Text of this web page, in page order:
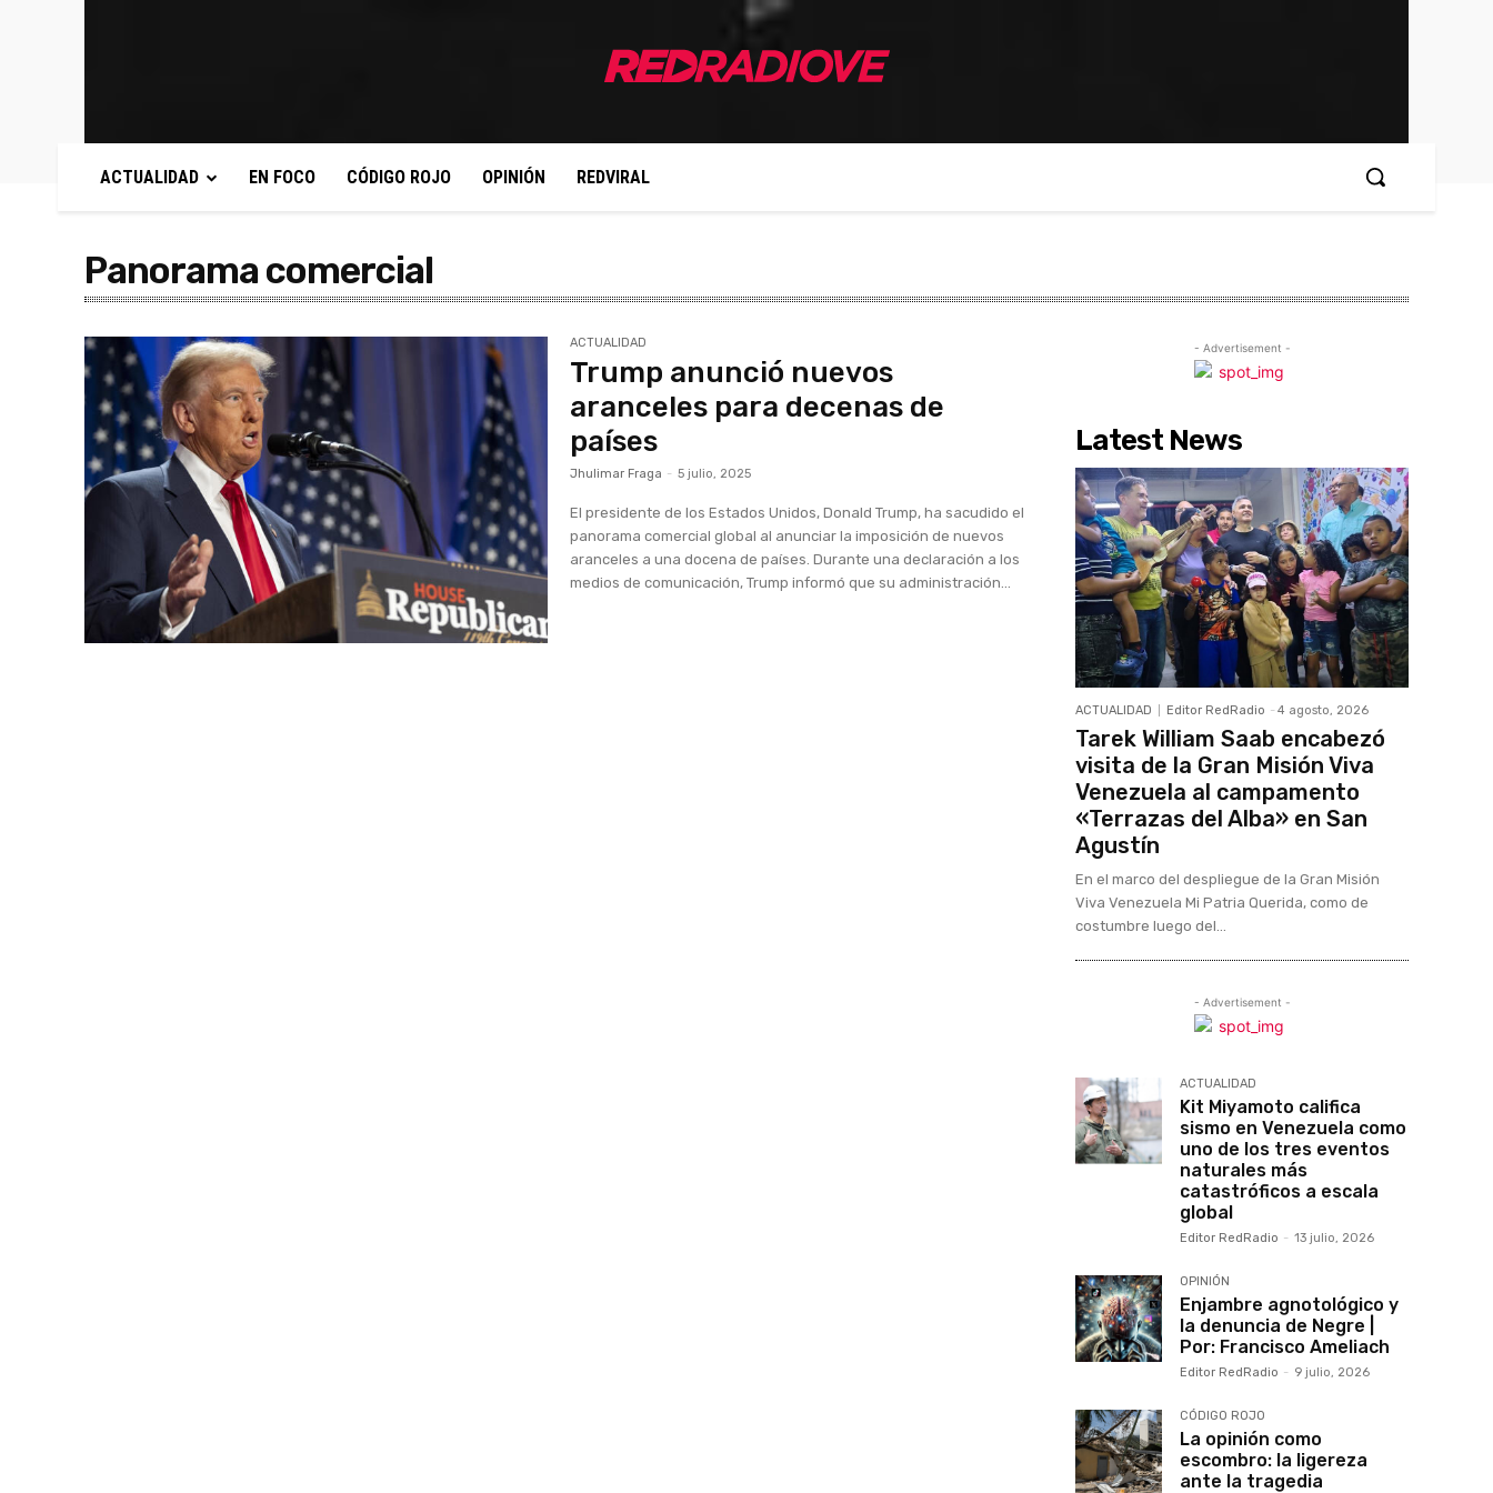
ACTUALIDAD EN FOCO CÓDIGO ROJO OPINIÓN REDVIRAL
Panorama comercial
ACTUALIDAD
Trump anunció nuevos
aranceles para decenas de
países
Jhulimar Fraga - 5 julio, 2025
El presidente de los Estados Unidos, Donald Trump, ha sacudido el
panorama comercial global al anunciar la imposición de nuevos
aranceles a una docena de países. Durante una declaración a los
medios de comunicación, Trump informó que su administración...
- Advertisement -
Latest News
ACTUALIDAD Editor RedRadio - 4 agosto, 2026
Tarek William Saab encabezó
visita de la Gran Misión Viva
Venezuela al campamento
«Terrazas del Alba» en San
Agustín
En el marco del despliegue de la Gran Misión
Viva Venezuela Mi Patria Querida, como de
costumbre luego del...
- Advertisement -
ACTUALIDAD
Kit Miyamoto califica
sismo en Venezuela como
uno de los tres eventos
naturales más
catastróficos a escala
global
Editor RedRadio - 13 julio, 2026
OPINIÓN
Enjambre agnotológico y
la denuncia de Negre |
Por: Francisco Ameliach
Editor RedRadio - 9 julio, 2026
CÓDIGO ROJO
La opinión como
escombro: la ligereza
ante la tragedia